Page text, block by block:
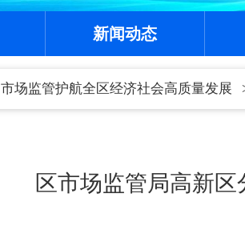
新闻动态
市场监管护航全区经济社会高质量发展
区市场监管局高新